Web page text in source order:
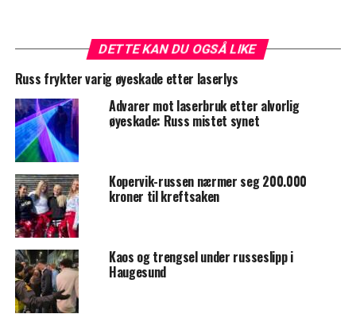
DETTE KAN DU OGSÅ LIKE
Russ frykter varig øyeskade etter laserlys
Advarer mot laserbruk etter alvorlig
øyeskade: Russ mistet synet
Kopervik-russen nærmer seg 200.000
kroner til kreftsaken
Kaos og trengsel under russeslipp i
Haugesund